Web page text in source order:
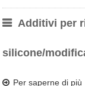
Additivi per
silicone/
Per saperne di più